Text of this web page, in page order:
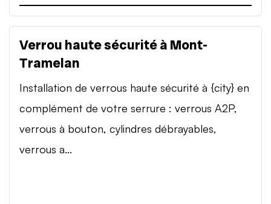
Verrou haute sécurité à Mont-
Tramelan
Installation de verrous haute sécurité à {city} en
complément de votre serrure : verrous A2P,
verrous à bouton, cylindres débrayables,
verrous a...